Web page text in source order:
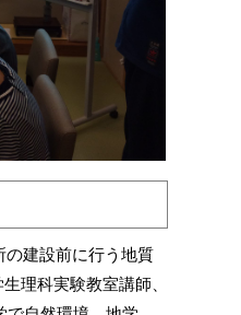
の建設前に行う地質
理科実験教室講師、